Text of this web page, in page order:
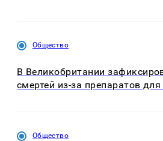
Общество
В Великобритании
смертей из-за препаратов
Общество